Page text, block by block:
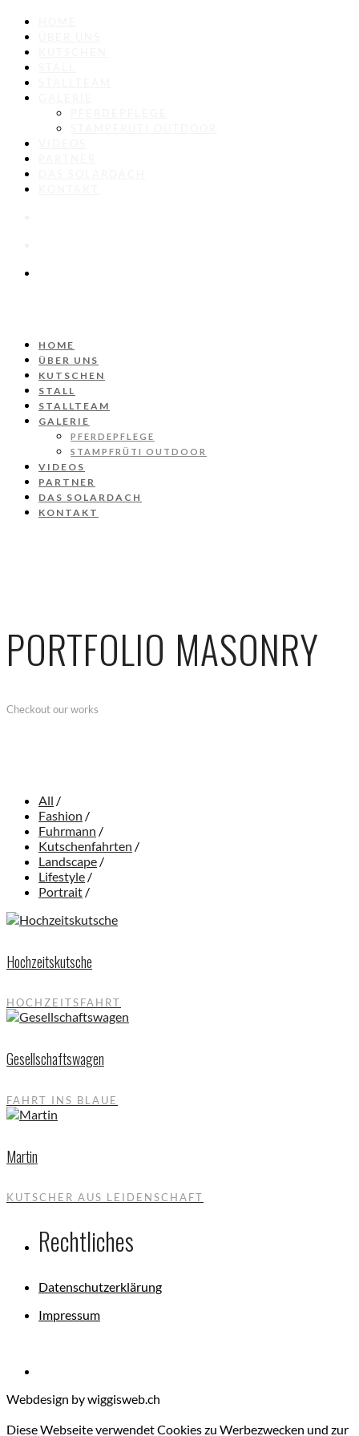
HOME
ÜBER UNS
KUTSCHEN
STALL
STALLTEAM
GALERIE
PFERDEPFLEGE
STAMPFRÜTI OUTDOOR
VIDEOS
PARTNER
DAS SOLARDACH
KONTAKT
PORTFOLIO MASONRY
Checkout our works
All /
Fashion /
Fuhrmann /
Kutschenfahrten /
Landscape /
Lifestyle /
Portrait /
Hochzeitskutsche
HOCHZEITSFAHRT
Gesellschaftswagen
FAHRT INS BLAUE
Martin
KUTSCHER AUS LEIDENSCHAFT
Rechtliches
Datenschutzerklärung
Impressum
Webdesign by wiggisweb.ch
Diese Webseite verwendet Cookies zu Werbezwecken und zur